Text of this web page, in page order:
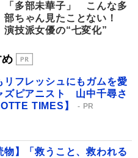
「多部未華子」 こんな多
部ちゃん見たことない！
演技派女優の“七変化”
リフレッシュにもガムを愛
ズピアニスト 山中千尋さ
TIMES】
PR
物】「救うこと、救われる